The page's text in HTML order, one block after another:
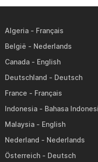
Algeria
België
Canada
Deutschland
France
Indonesia
Malaysia
Nederland
Österreich